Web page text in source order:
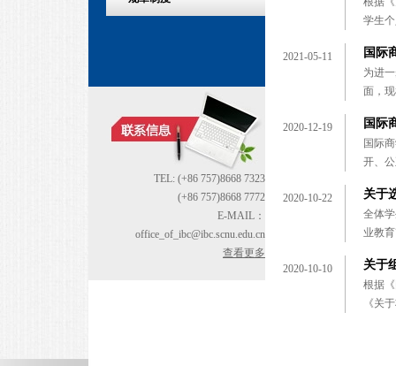
TEL: (+86 757)8668 7323
(+86 757)8668 7772
E-MAIL：
office_of_ibc@ibc.scnu.edu.cn
查看更多
学生
2021-05-11 国际
为进
面，
2020-12-19 国际
国际
开、
2020-10-22 关于
全体
业教
2020-10-10 关于
根据
《关